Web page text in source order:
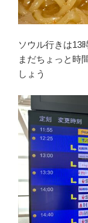
ソウル行きは13
まだちょっと時
しょう